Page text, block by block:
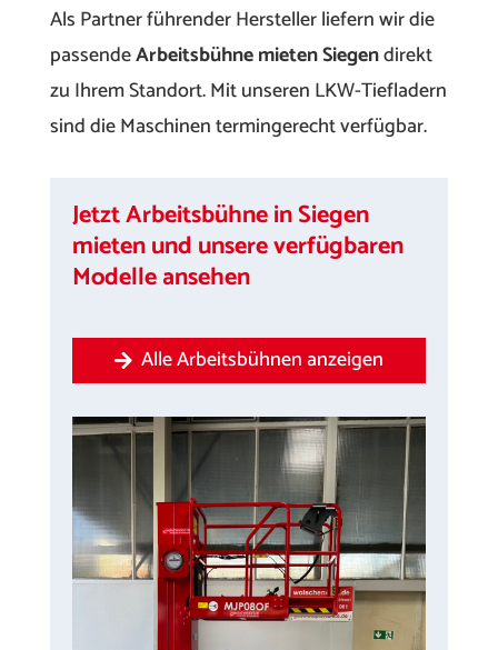
Als Partner führender Hersteller liefern wir die
passendeArbeitsbühne mieten Siegendirekt
zu Ihrem Standort. Mit unseren LKW-Tiefladern
sind die Maschinen termingerecht verfügbar.
Jetzt Arbeitsbühne in Siegen
mieten und unsere verfügbaren
Modelle ansehen
Alle Arbeitsbühnen anzeigen